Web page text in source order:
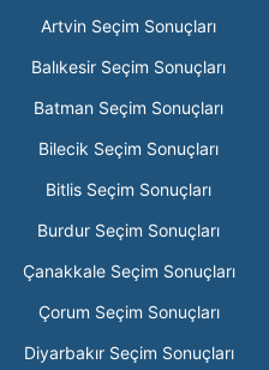
Artvin Seçim Sonuçları
Balıkesir Seçim Sonuçları
Batman Seçim Sonuçları
Bilecik Seçim Sonuçları
Bitlis Seçim Sonuçları
Burdur Seçim Sonuçları
Çanakkale Seçim Sonuçları
Çorum Seçim Sonuçları
Diyarbakır Seçim Sonuçları